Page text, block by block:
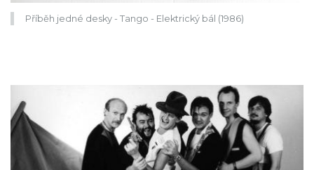
Příběh jedné desky - Tango - Elektrický bál (1986)